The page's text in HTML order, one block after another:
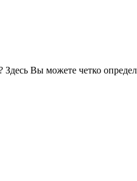
Вы можете четко